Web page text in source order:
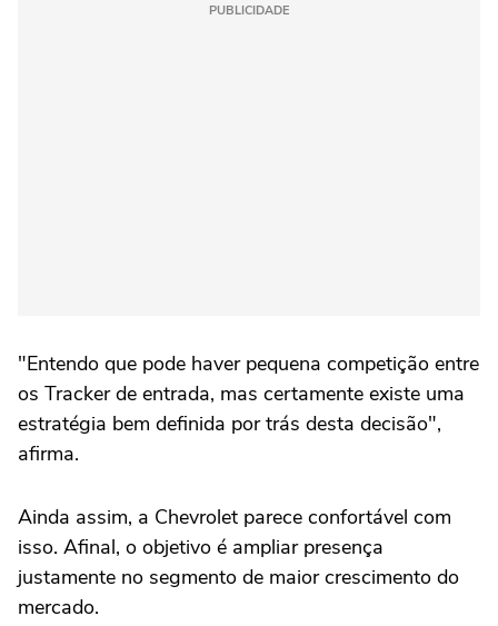
PUBLICIDADE
"Entendo que pode haver pequena competição entre
os Tracker de entrada, mas certamente existe uma
estratégia bem definida por trás desta decisão",
afirma.
Ainda assim, a Chevrolet parece confortável com
isso. Afinal, o objetivo é ampliar presença
justamente no segmento de maior crescimento do
mercado.